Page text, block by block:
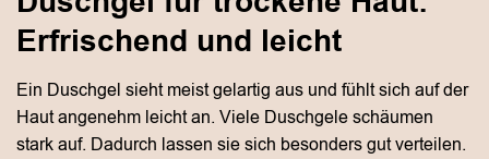
Erfrischend und leicht
Ein Duschgel sieht meist gelartig aus und fühlt sich auf der
Haut angenehm leicht an. Viele Duschgele schäumen
stark auf. Dadurch lassen sie sich besonders gut verteilen.